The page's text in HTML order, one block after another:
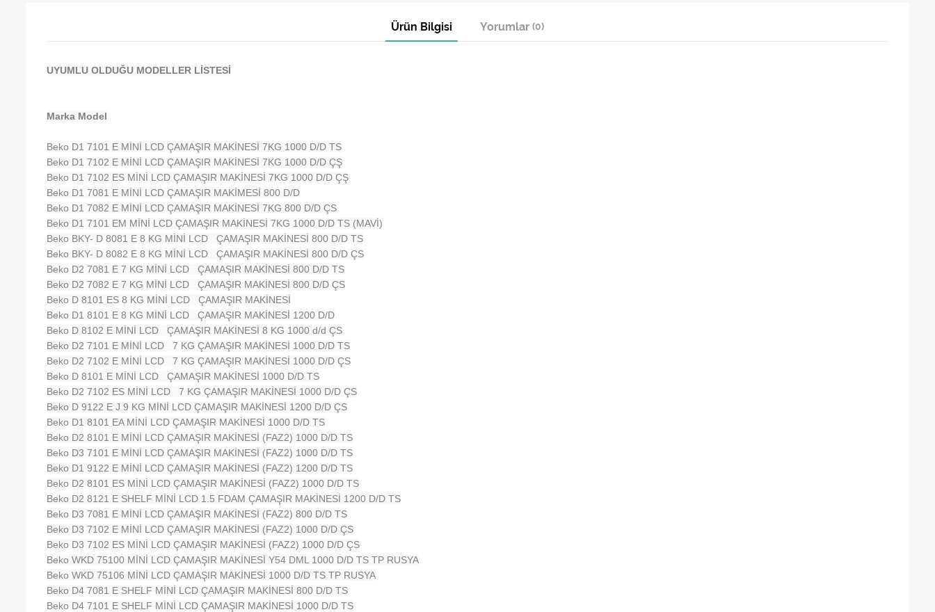
Ürün Bilgisi Yorumlar (0)
UYUMLU OLDUĞU MODELLER LİSTESİ
Marka Model
Beko D1 7101 E MİNİ LCD ÇAMAŞIR MAKİNESİ 7KG 1000 D/D TS
Beko D1 7102 E MİNİ LCD ÇAMAŞIR MAKİNESİ 7KG 1000 D/D ÇŞ
Beko D1 7102 ES MİNİ LCD ÇAMAŞIR MAKİNESİ 7KG 1000 D/D ÇŞ
Beko D1 7081 E MİNİ LCD ÇAMAŞIR MAKİMESİ 800 D/D
Beko D1 7082 E MİNİ LCD ÇAMAŞIR MAKİNESİ 7KG 800 D/D ÇS
Beko D1 7101 EM MİNİ LCD ÇAMAŞIR MAKİNESİ 7KG 1000 D/D TS (MAVİ)
Beko BKY- D 8081 E 8 KG MİNİ LCD ÇAMAŞIR MAKİNESİ 800 D/D TS
Beko BKY- D 8082 E 8 KG MİNİ LCD ÇAMAŞIR MAKİNESİ 800 D/D ÇS
Beko D2 7081 E 7 KG MİNİ LCD ÇAMAŞIR MAKİNESİ 800 D/D TS
Beko D2 7082 E 7 KG MİNİ LCD ÇAMAŞIR MAKİNESİ 800 D/D ÇS
Beko D 8101 ES 8 KG MİNİ LCD ÇAMAŞIR MAKİNESİ
Beko D1 8101 E 8 KG MİNİ LCD ÇAMAŞIR MAKİNESİ 1200 D/D
Beko D 8102 E MİNİ LCD ÇAMAŞIR MAKİNESİ 8 KG 1000 d/d ÇS
Beko D2 7101 E MİNİ LCD 7 KG ÇAMAŞIR MAKİNESİ 1000 D/D TS
Beko D2 7102 E MİNİ LCD 7 KG ÇAMAŞIR MAKİNESİ 1000 D/D ÇS
Beko D 8101 E MİNİ LCD ÇAMAŞIR MAKİNESİ 1000 D/D TS
Beko D2 7102 ES MİNİ LCD 7 KG ÇAMAŞIR MAKİNESİ 1000 D/D ÇS
Beko D 9122 E J 9 KG MİNİ LCD ÇAMAŞIR MAKİNESİ 1200 D/D ÇS
Beko D1 8101 EA MİNİ LCD ÇAMAŞIR MAKİNESİ 1000 D/D TS
Beko D2 8101 E MİNİ LCD ÇAMAŞIR MAKİNESİ (FAZ2) 1000 D/D TS
Beko D3 7101 E MİNİ LCD ÇAMAŞIR MAKİNESİ (FAZ2) 1000 D/D TS
Beko D1 9122 E MİNİ LCD ÇAMAŞIR MAKİNESİ (FAZ2) 1200 D/D TS
Beko D2 8101 ES MİNİ LCD ÇAMAŞIR MAKİNESİ (FAZ2) 1000 D/D TS
Beko D2 8121 E SHELF MİNİ LCD 1.5 FDAM ÇAMAŞIR MAKİNESİ 1200 D/D TS
Beko D3 7081 E MİNİ LCD ÇAMAŞIR MAKİNESİ (FAZ2) 800 D/D TS
Beko D3 7102 E MİNİ LCD ÇAMAŞIR MAKİNESİ (FAZ2) 1000 D/D ÇS
Beko D3 7102 ES MİNİ LCD ÇAMAŞIR MAKİNESİ (FAZ2) 1000 D/D ÇS
Beko WKD 75100 MİNİ LCD ÇAMAŞIR MAKİNESİ Y54 DML 1000 D/D TS TP RUSYA
Beko WKD 75106 MİNİ LCD ÇAMAŞIR MAKİNESİ 1000 D/D TS TP RUSYA
Beko D4 7081 E SHELF MİNİ LCD ÇAMAŞIR MAKİNESİ 800 D/D TS
Beko D4 7101 E SHELF MİNİ LCD ÇAMAŞIR MAKİNESİ 1000 D/D TS